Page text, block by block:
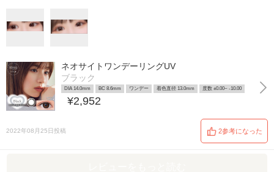
ネオサイトワンデーリングUV
ブラック
DIA 14.0mm BC 8.6mm ワンデー 着色直径 13.0mm 度数 ±0.00~ -10.00
¥2,952
2022年08月25日投稿 2参考になった